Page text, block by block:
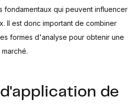
fondamentaux qui peuvent influencer
Il est donc important de combiner
formes d'analyse pour obtenir une
de